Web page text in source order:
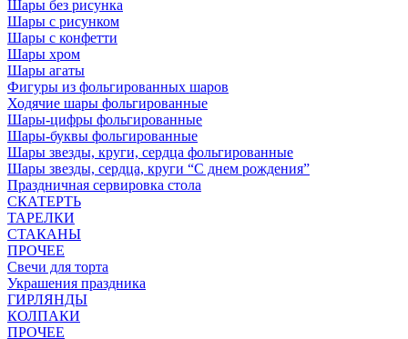
Шары без рисунка
Шары с рисунком
Шары с конфетти
Шары хром
Шары агаты
Фигуры из фольгированных шаров
Ходячие шары фольгированные
Шары-цифры фольгированные
Шары-буквы фольгированные
Шары звезды, круги, сердца фольгированные
Шары звезды, сердца, круги “С днем рождения”
Праздничная сервировка стола
СКАТЕРТЬ
ТАРЕЛКИ
СТАКАНЫ
ПРОЧЕЕ
Свечи для торта
Украшения праздника
ГИРЛЯНДЫ
КОЛПАКИ
ПРОЧЕЕ